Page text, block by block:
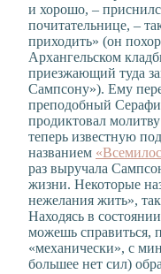
и хорошо, –
почитательнице, –
приходить» (он
Архангельском
приезжающий туда
Сампсону»). Ему
преподобный
продиктовал
теперь известную под
названием
раз выручала
жизни. Некоторые
нежелания жить»,
Находясь в
можешь справиться,
«механически», с
большее нет сил)